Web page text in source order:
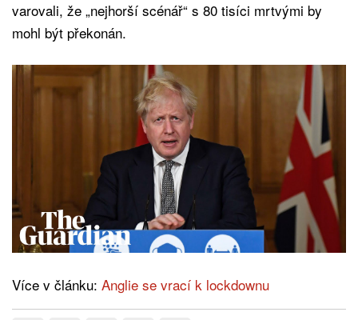
varovali, že „nejhorší scénář“ s 80 tisíci mrtvými by
mohl být překonán.
Více v článku: Anglie se vrací k lockdownu